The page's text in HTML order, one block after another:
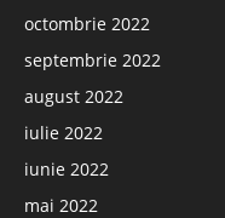
octombrie 2022
septembrie 2022
august 2022
iulie 2022
iunie 2022
mai 2022